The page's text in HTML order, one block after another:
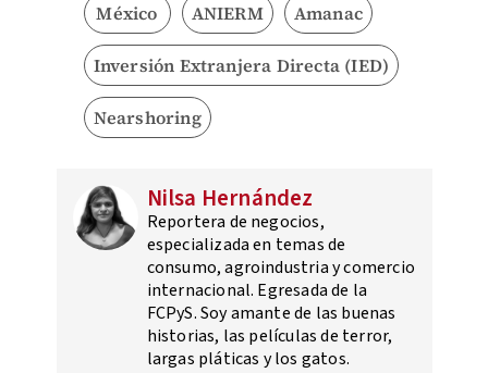
México ANIERM Amanac
Inversión Extranjera Directa (IED)
Nearshoring
Nilsa Hernández
Reportera de negocios,
especializada en temas de
consumo, agroindustria y comercio
internacional. Egresada de la
FCPyS. Soy amante de las buenas
historias, las películas de terror,
largas pláticas y los gatos.